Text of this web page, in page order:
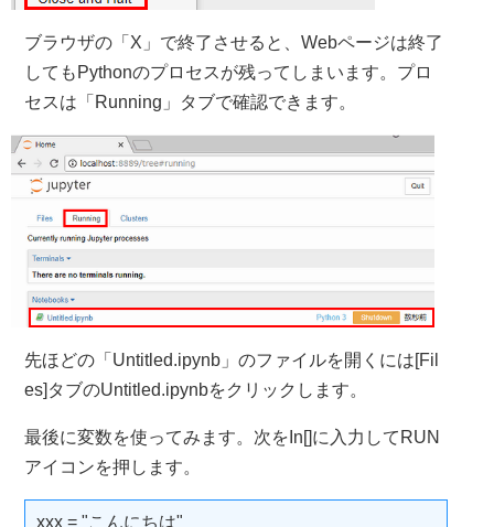
ブラウザの「X」で終了させると、Webページは終了
してもPythonのプロセスが残ってしまいます。プロ
セスは「Running」タブで確認できます。
先ほどの「Untitled.ipynb」のファイルを開くには[Fil
es]タブのUntitled.ipynbをクリックします。
最後に変数を使ってみます。次をIn[]に入力してRUN
アイコンを押します。
xxx = "こんにちは"